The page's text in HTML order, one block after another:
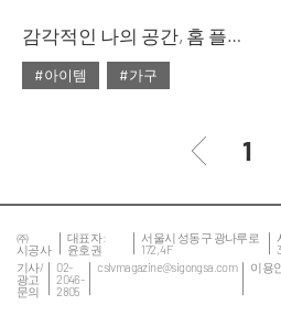
감각적인 나의 공간, 홈 플레이스
#아이템
#가구
#소품
#의자
#인테리어
#조명
#집 꾸미기
#침실
#테이블
1
㈜
시공사
대표자 :
윤호권
서울시 성동구 광나루로
172, 4F
기사/
광고
문의
02-
2046-
2805
cslvmagazine@sigongsa.com 이용